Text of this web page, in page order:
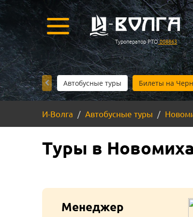
Туроператор РТО008863
Автобусные туры Билеты на
И-Волга Автобусные туры
Туры в
Менеджер